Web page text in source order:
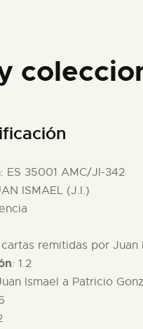
: ES 35001 AMC/JI-342
ISMAEL (J.I.)
remitidas por Juan
: 1.2
Ismael a Patricio